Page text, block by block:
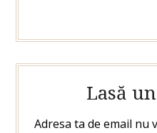
Lasă
Adresa ta de email nu